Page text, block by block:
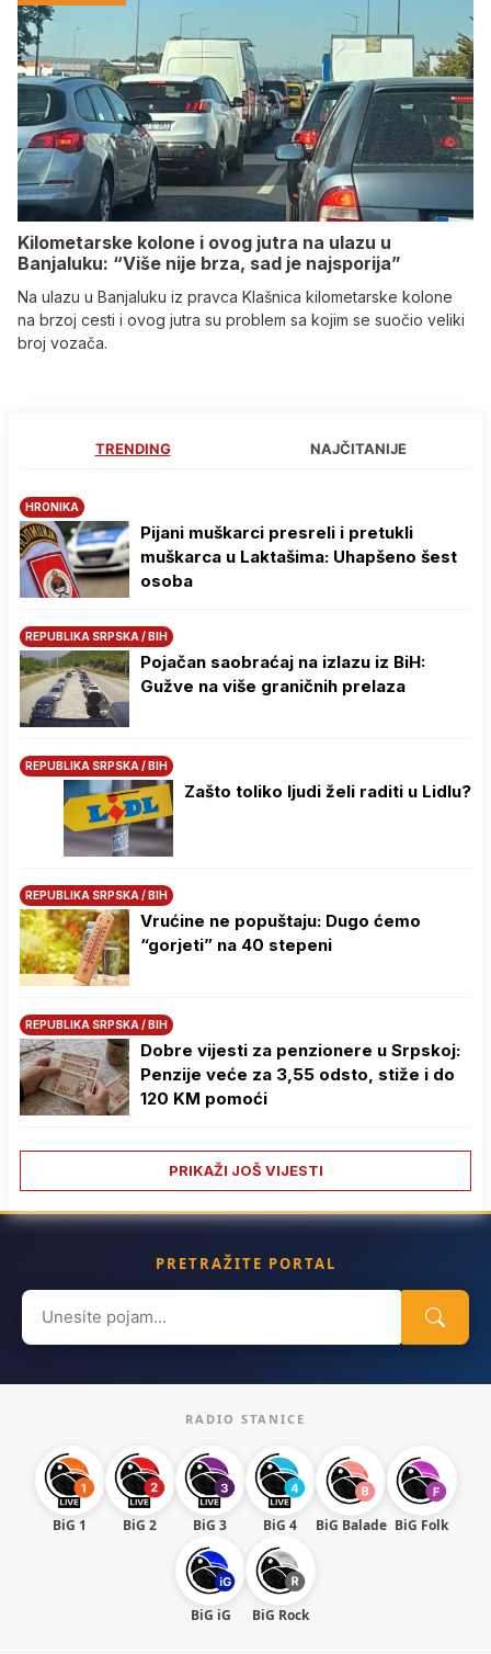
Kilometarske kolone i ovog jutra na ulazu u
Banjaluku: “Više nije brza, sad je najsporija”
Na ulazu u Banjaluku iz pravca Klašnica kilometarske kolone
na brzoj cesti i ovog jutra su problem sa kojim se suočio veliki
broj vozača.
TRENDING NAJČITANIJE
HRONIKA
Pijani muškarci presreli i pretukli
muškarca u Laktašima: Uhapšeno šest
osoba
REPUBLIKA SRPSKA / BIH
Pojačan saobraćaj na izlazu iz BiH:
Gužve na više graničnih prelaza
REPUBLIKA SRPSKA / BIH
Zašto toliko ljudi želi raditi u Lidlu?
REPUBLIKA SRPSKA / BIH
Vrućine ne popuštaju: Dugo ćemo
“gorjeti” na 40 stepeni
REPUBLIKA SRPSKA / BIH
Dobre vijesti za penzionere u Srpskoj:
Penzije veće za 3,55 odsto, stiže i do
120 KM pomoći
PRIKAŽI JOŠ VIJESTI
PRETRAŽITE PORTAL
Search
for:
RADIO STANICE
BiG 1 BiG 2 BiG 3 BiG 4 BiG Balade BiG Folk
BiG iG BiG Rock